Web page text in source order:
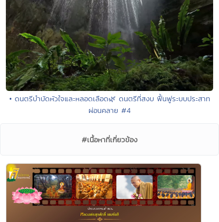
• ดนตรีบำบัดหัวใจและหลอดเลือด🌿 ดนตรีที่สงบ ฟื้นฟูระบบประสาท
ผ่อนคลาย #4
#เนื้อหาที่เกี่ยวข้อง